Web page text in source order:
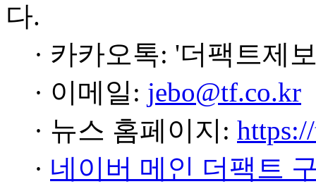
다.
· 카카오톡: '더팩트제
· 이메일: jebo@tf.co.kr
· 뉴스 홈페이지:
· 네이버 메인 더팩트